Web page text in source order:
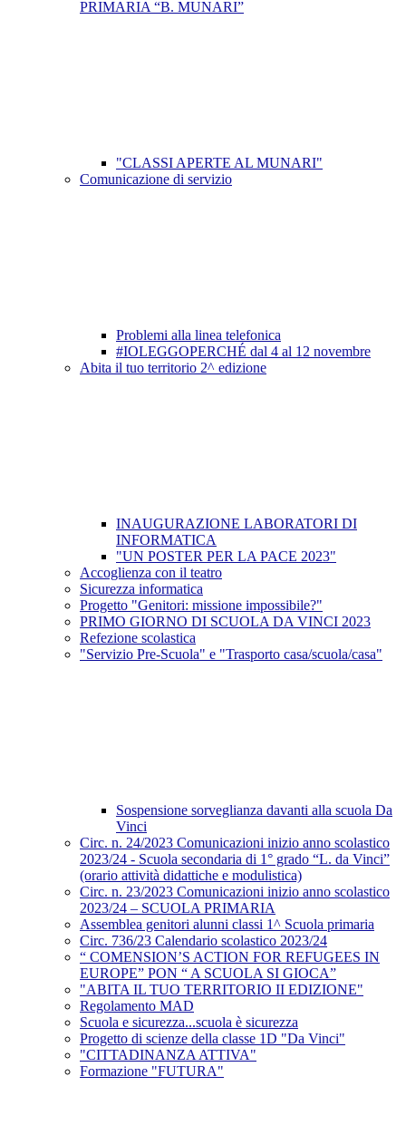
PRIMARIA “B. MUNARI”
"CLASSI APERTE AL MUNARI"
Comunicazione di servizio
Problemi alla linea telefonica
#IOLEGGOPERCHÉ dal 4 al 12 novembre
Abita il tuo territorio 2^ edizione
INAUGURAZIONE LABORATORI DI
INFORMATICA
"UN POSTER PER LA PACE 2023"
Accoglienza con il teatro
Sicurezza informatica
Progetto "Genitori: missione impossibile?"
PRIMO GIORNO DI SCUOLA DA VINCI 2023
Refezione scolastica
"Servizio Pre-Scuola" e "Trasporto casa/scuola/casa"
Sospensione sorveglianza davanti alla scuola Da
Vinci
Circ. n. 24/2023 Comunicazioni inizio anno scolastico
2023/24 - Scuola secondaria di 1° grado “L. da Vinci”
(orario attività didattiche e modulistica)
Circ. n. 23/2023 Comunicazioni inizio anno scolastico
2023/24 – SCUOLA PRIMARIA
Assemblea genitori alunni classi 1^ Scuola primaria
Circ. 736/23 Calendario scolastico 2023/24
“ COMENSION’S ACTION FOR REFUGEES IN
EUROPE” PON “ A SCUOLA SI GIOCA”
"ABITA IL TUO TERRITORIO II EDIZIONE"
Regolamento MAD
Scuola e sicurezza...scuola è sicurezza
Progetto di scienze della classe 1D "Da Vinci"
"CITTADINANZA ATTIVA"
Formazione "FUTURA"